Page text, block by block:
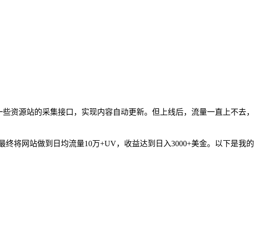
资源站的采集接口，实现内容自动更新。但上线后，流量一直上不去，
将网站做到日均流量10万+UV，收益达到日入3000+美金。以下是我的